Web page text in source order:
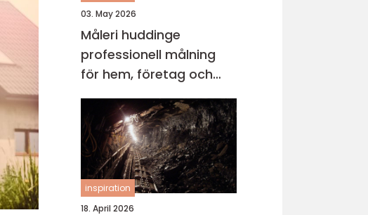
03. May 2026
Måleri huddinge
professionell målning
för hem, företag och
föreningar
inspiration
18. April 2026